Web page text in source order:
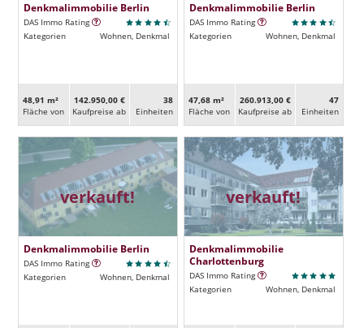
Denkmalimmobilie Berlin
DAS Immo Rating
Kategorien
Wohnen, Denkmal
48,91 m²
Fläche von
142.950,00 €
Kaufpreise ab
38
Ein­heiten
Denkmalimmobilie Berlin
DAS Immo Rating
Kategorien
Wohnen, Denkmal
47,68 m²
Fläche von
260.913,00 €
Kaufpreise ab
47
Ein­heiten
verkauft!
Denkmalimmobilie Berlin
DAS Immo Rating
Kategorien
Wohnen, Denkmal
verkauft!
Denkmalimmobilie
Charlottenburg
DAS Immo Rating
Kategorien
Wohnen, Denkmal